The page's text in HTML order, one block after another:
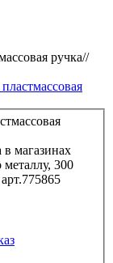
магазинах
300